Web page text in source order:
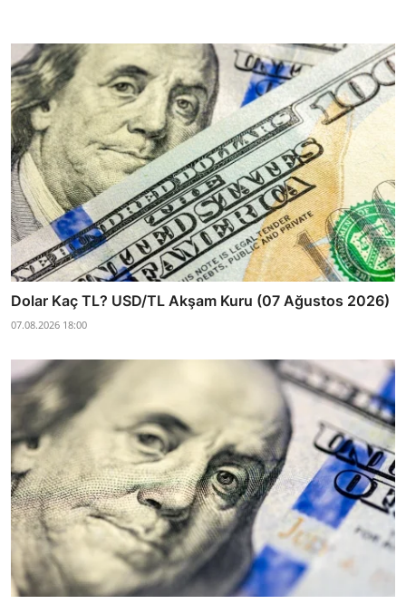
Dolar Kaç TL? USD/TL Akşam Kuru (07 Ağustos 2026)
07.08.2026 18:00